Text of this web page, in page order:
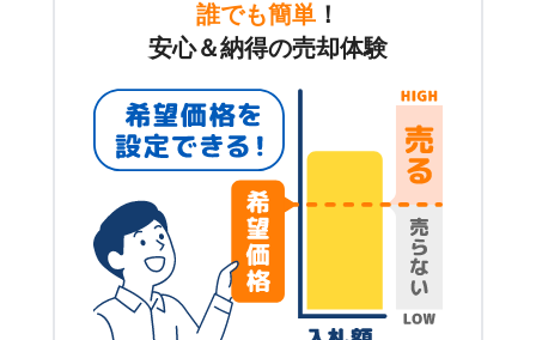
誰でも簡単 ！
安心＆納得の売却体験